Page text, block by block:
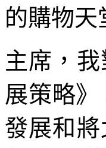
的購物天
主席，
展策略
發展和